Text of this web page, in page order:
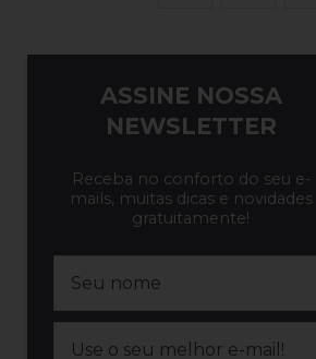
ASSINE NOSSA
NEWSLETTER
Receba no conforto do seu e-
mails, muitas dicas e novidades
gratuitamente!